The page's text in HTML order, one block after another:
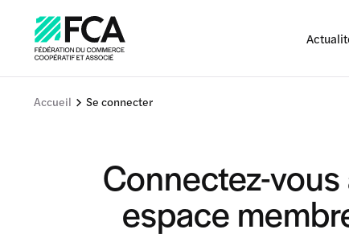
Accueil Se connecter
Connectez-
espace